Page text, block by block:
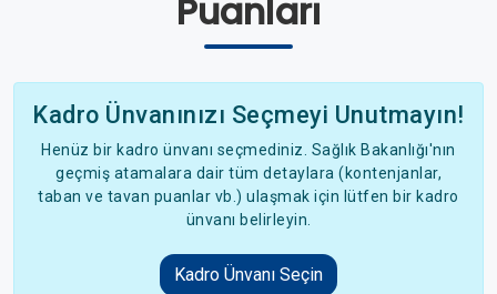
Puanları
Kadro Ünvanınızı Seçmeyi Unutmayın!
Henüz bir kadro ünvanı seçmediniz. Sağlık Bakanlığı'nın
geçmiş atamalara dair tüm detaylara (kontenjanlar,
taban ve tavan puanlar vb.) ulaşmak için lütfen bir kadro
ünvanı belirleyin.
Kadro Ünvanı Seçin